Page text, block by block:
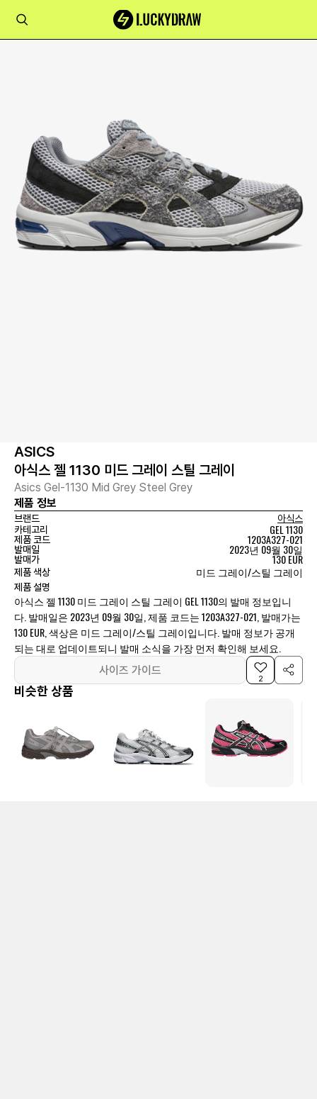
ASICS
아식스 젤 1130 미드 그레이 스틸 그레이
Asics Gel-1130 Mid Grey Steel Grey
제품 정보
브랜드
아식스
카테고리
GEL 1130
제품 코드 1203A327-021
발매일 2023년 09월 30일
발매가 130 EUR
제품 색상 미드 그레이/스틸 그레이
제품 설명
아식스 젤 1130 미드 그레이 스틸 그레이 GEL 1130의 발매 정보입니
다. 발매일은 2023년 09월 30일, 제품 코드는 1203A327-021, 발매가는
130 EUR, 색상은 미드 그레이/스틸 그레이입니다. 발매 정보가 공개
되는 대로 업데이트되니 발매 소식을 가장 먼저 확인해 보세요.
사이즈 가이드
2
비슷한 상품